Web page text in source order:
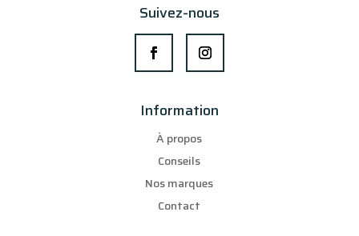
Suivez-nous
Information
À propos
Conseils
Nos marques
Contact